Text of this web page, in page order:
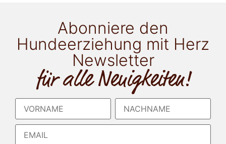
Abonniere den
Hundeerziehung mit Herz
Newsletter
für alle Neuigkeiten!